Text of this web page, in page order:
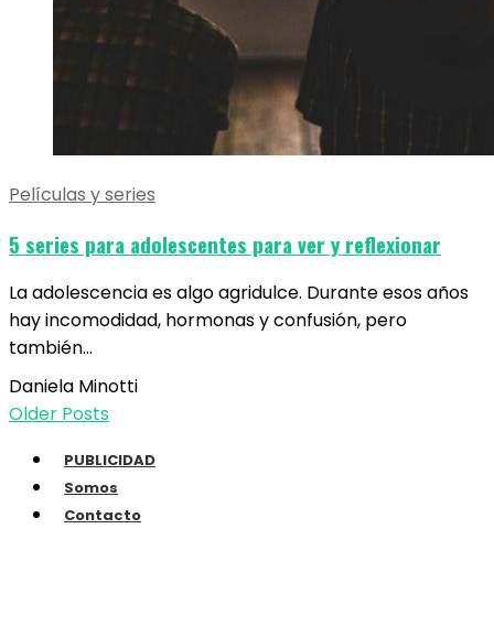
Películas y series
5 series para adolescentes para ver y reflexionar
La adolescencia es algo agridulce. Durante esos años
hay incomodidad, hormonas y confusión, pero
también…
Daniela Minotti
Older Posts
PUBLICIDAD
Somos
Contacto